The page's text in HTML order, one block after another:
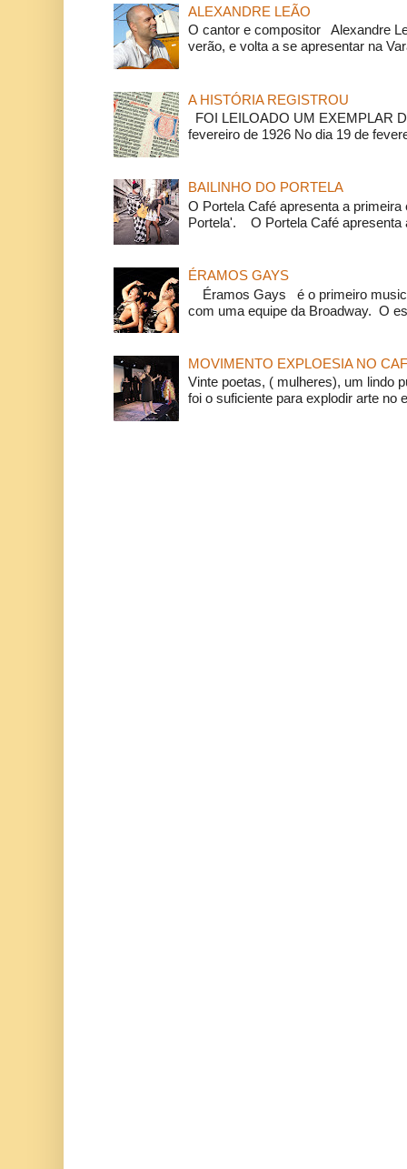
ALEXANDRE LEÃO
O cantor e compositor Alexandre
verão, e volta a se apresentar na
A HISTÓRIA REGISTROU
FOI LEILOADO UM EXEMPLAR
fevereiro de 1926 No dia 19 de
BAILINHO DO PORTELA
O Portela Café apresenta a
Portela'. O Portela Café apresenta
ÉRAMOS GAYS
Éramos Gays é o primeiro
com uma equipe da Broadway. O
MOVIMENTO EXPLOESIA NO
Vinte poetas, ( mulheres), um lindo
foi o suficiente para explodir arte no